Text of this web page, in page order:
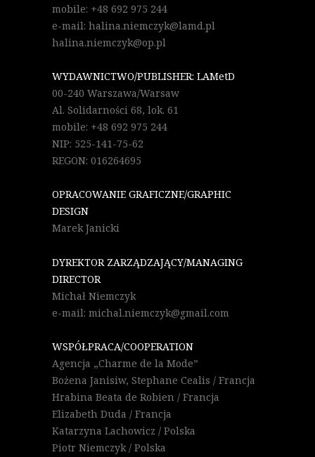
mobile: +48 692 975 244
e-mail: halina.niemczyk@lamd.pl
halina.niemczyk@op.pl
WYDAWNICTWO/PUBLISHER: LAMetD
00-240 Warszawa/Warsaw
Al. Solidarności 68, lok. 61
mobile: +48 692 975 244
NIP: 525-141-75-62
REGON: 016264695
OPRACOWANIE GRAFICZNE/GRAPHIC
DESIGN
Marek Janicki
DYREKTOR ZARZĄDZAJĄCY/MANAGING
DIRECTOR
Michał Niemczyk
e-mail: michal.niemczyk@gmail.com
WSPÓŁPRACA/COOPERATION
Agencja „Charme de la Mode”
Bożena Janisiw, Stephane Cealis / Francja
Hrabina Beata de Robien / Francja
Elizabeth Duda / Francja
Katarzyna Lachowicz / Polska
Piotr Niemczyk / Polska